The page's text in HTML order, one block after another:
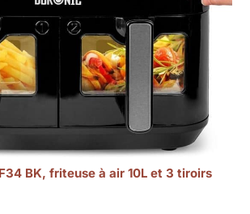
BK, friteuse à air 10L et 3 tiroirs